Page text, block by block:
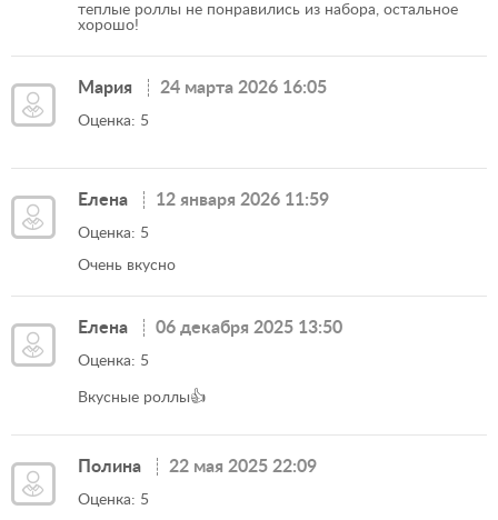
теплые роллы не понравились из набора, остальное
хорошо!
Мария 24 марта 2026 16:05
Оценка: 5
Елена 12 января 2026 11:59
Оценка: 5
Очень вкусно
Елена 06 декабря 2025 13:50
Оценка: 5
Вкусные роллы👍
Полина 22 мая 2025 22:09
Оценка: 5